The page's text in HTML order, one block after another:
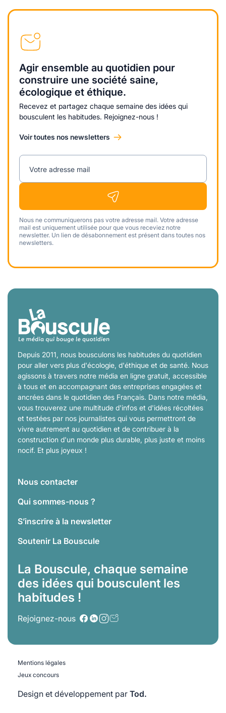
Agir ensemble au quotidien pour
construire une société saine,
écologique et éthique.
Recevez et partagez chaque semaine des idées qui
bousculent les habitudes. Rejoignez-nous !
Voir toutes nos newsletters
Votre adresse mail
Nous ne communiquerons pas votre adresse mail. Votre adresse
mail est uniquement utilisée pour que vous receviez notre
newsletter. Un lien de désabonnement est présent dans toutes nos
newsletters.
Depuis 2011, nous bousculons les habitudes du quotidien
pour aller vers plus d'écologie, d'éthique et de santé. Nous
agissons à travers notre média en ligne gratuit, accessible
à tous et en accompagnant des entreprises engagées et
ancrées dans le quotidien des Français. Dans notre média,
vous trouverez une multitude d'infos et d'idées récoltées
et testées par nos journalistes qui vous permettront de
vivre autrement au quotidien et de contribuer à la
construction d'un monde plus durable, plus juste et moins
nocif. Et plus joyeux !
Nous contacter
Qui sommes-nous ?
S’inscrire à la newsletter
Soutenir La Bouscule
La Bouscule, chaque semaine
des idées qui bousculent les
habitudes !
Rejoignez-nous
Mentions légales
Jeux concours
Design et développement par Tod.